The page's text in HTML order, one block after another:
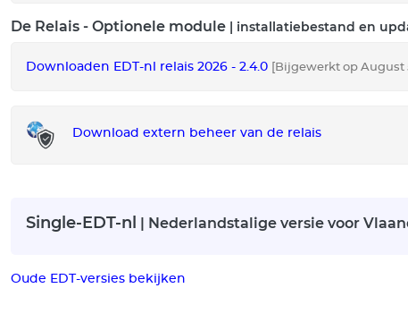
De Relais - Optionele module | installatiebestand en
Downloaden EDT-nl relais 2026 - 2.4.0 [Bijgewerkt op August
Download extern beheer van de relais
Single-EDT-nl | Nederlandstalige versie voor
Oude EDT-versies bekijken